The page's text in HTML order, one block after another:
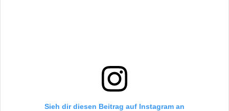
Sieh dir diesen Beitrag auf Instagram an